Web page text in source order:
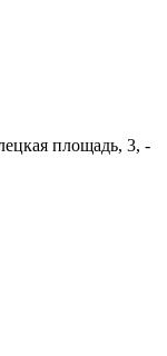
площадь, 3, -